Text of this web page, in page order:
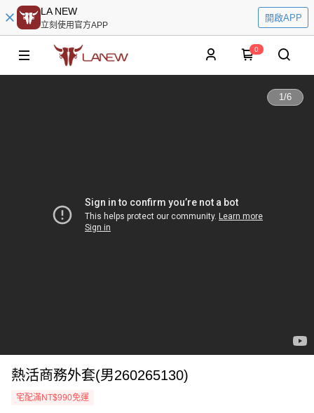
LA NEW
立刻使用官方APP
開啟APP
0
1/6
熱活商務外套(男260265130)
宅配滿NT$990免運